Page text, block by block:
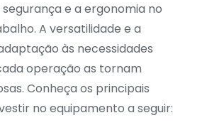
e a ergonomia no
A versatilidade e a
às necessidades
operação as tornam
Conheça os principais
no equipamento a seguir: